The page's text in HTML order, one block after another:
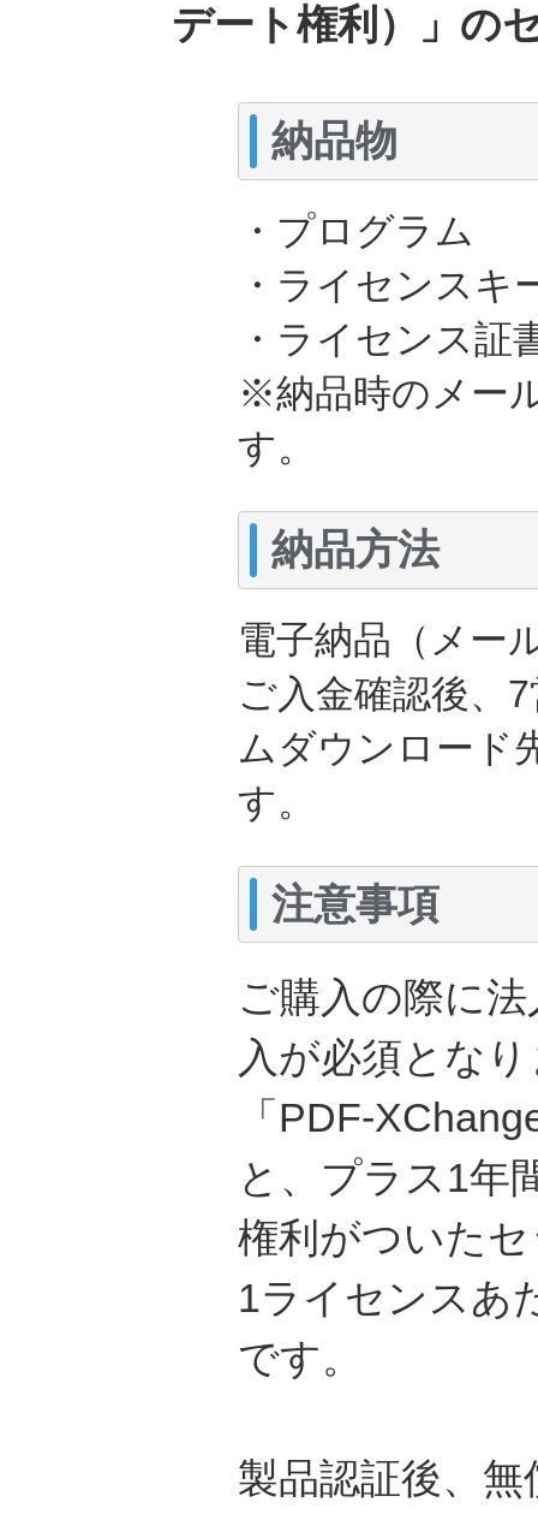
デート権利）」の
納品物
・プログラム
・ライセンスキ
・ライセンス証
※納品時のメー
す。
納品方法
電子納品（メー
ご入金確認後、
ムダウンロード
す。
注意事項
ご購入の際に
入が必須とな
「PDF-
と、プラス1年
権利がついた
1ライセンスあ
です。
製品認証後、